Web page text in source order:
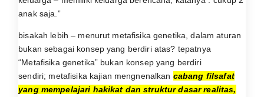
anak saja.”
bisakah lebih – menurut metafisika genetika, dalam aturan
bukan sebagai konsep yang berdiri atas? tepatnya
“Metafisika genetika” bukan konsep yang berdiri
sendiri; metafisika kajian mengnenalkan cabang filsafat
yang mempelajari hakikat dan struktur dasar realitas,